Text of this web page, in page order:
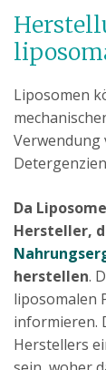
Liposomen
Verwendung
Da
Hersteller,
herstellen.
liposomalen
informieren.
Herstellers